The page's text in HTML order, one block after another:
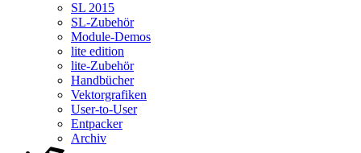
SL 2015
SL-Zubehör
Module-Demos
lite edition
lite-Zubehör
Handbücher
Vektorgrafiken
User-to-User
Entpacker
Archiv